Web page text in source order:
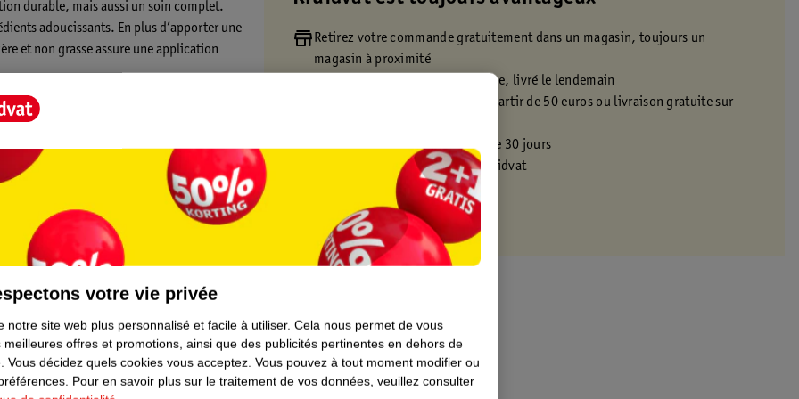
durable, mais aussi un soin complet.
adoucissants. En plus d’apporter une
et non grasse assure une application
la peau ou utilisez-la pour répondre à
durable.
avec les peaux sensibles et constitue une
revitalisée et soignée pendant 48
Retirez votre commande gratuitement dans un magasin, toujours un
magasin à proximité
Commandé avant 22h en semaine, livré le lendemain
Livraison à domicile gratuite à partir de 50 euros ou livraison gratuite sur
Retours gratuits dans un délai de 30 jours
Points gratuits avec ta carte Kruidvat
votre vie privée
notre site web plus personnalisé et facile à utiliser. Cela nous permet de vous
meilleures offres et promotions, ainsi que des publicités pertinentes en dehors de
Vous décidez quels cookies vous acceptez. Vous pouvez à tout moment modifier ou
Pour en savoir plus sur le traitement de vos données, veuillez consulter